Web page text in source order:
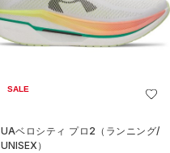
SALE
UAベロシティ プロ2（ランニング/
UNISEX）